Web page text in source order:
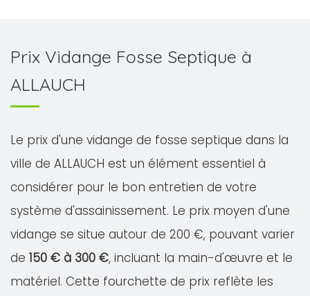
Prix Vidange Fosse Septique à
ALLAUCH
Le prix d'une vidange de fosse septique dans la
ville de ALLAUCH est un élément essentiel à
considérer pour le bon entretien de votre
système d'assainissement. Le prix moyen d'une
vidange se situe autour de 200 €, pouvant varier
de 150 € à 300 €, incluant la main-d'œuvre et le
matériel. Cette fourchette de prix reflète les